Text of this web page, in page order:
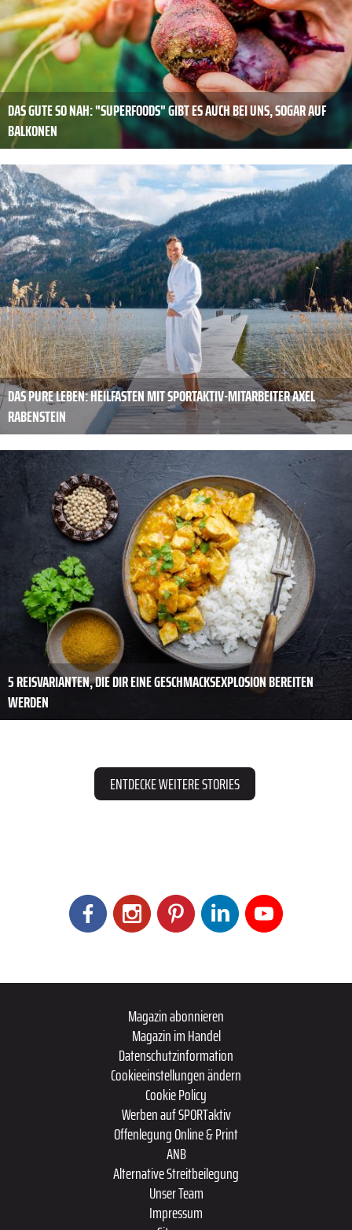
DAS GUTE SO NAH: "SUPERFOODS" GIBT ES AUCH BEI UNS, SOGAR AUF
BALKONEN
DAS PURE LEBEN: HEILFASTEN MIT SPORTAKTIV-MITARBEITER AXEL
RABENSTEIN
5 REISVARIANTEN, DIE DIR EINE GESCHMACKSEXPLOSION BEREITEN
WERDEN
ENTDECKE WEITERE STORIES
Magazin abonnieren
Magazin im Handel
Datenschutzinformation
Cookieeinstellungen ändern
Cookie Policy
Werben auf SPORTaktiv
Offenlegung Online & Print
ANB
Alternative Streitbeilegung
Unser Team
Impressum